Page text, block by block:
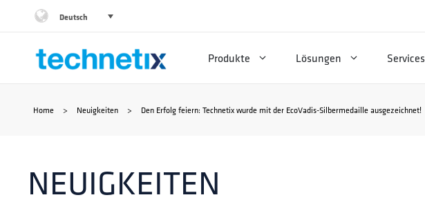
Deutsch
Produkte Lösungen Services
Home > Neuigkeiten > Den Erfolg feiern: Technetix wurde mit der EcoVadis-Silbermedaille ausgezeichnet!
NEUIGKEITEN